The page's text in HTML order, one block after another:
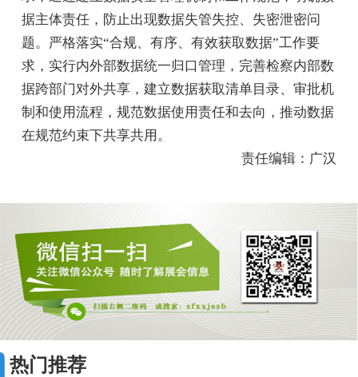
据主体责任，防止出现数据失管失控、失密泄密问
题。严格落实“合规、有序、有效获取数据”工作要
求，实行内外部数据统一归口管理，完善检察内部数
据跨部门对外共享，建立数据获取清单目录、审批机
制和使用流程，规范数据使用责任和去向，推动数据
在规范约束下共享共用。
责任编辑：广汉
热门推荐